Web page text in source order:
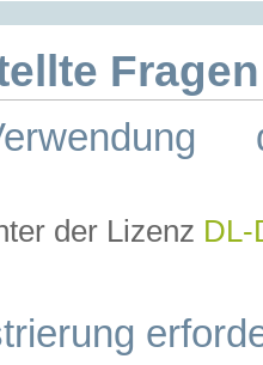
der Lizenz